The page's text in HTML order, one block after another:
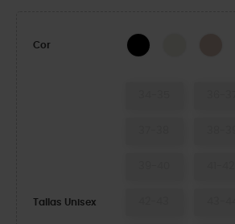
Cor BLACK
Tallas Unisex